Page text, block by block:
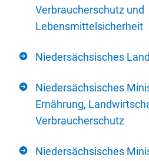
Verbraucherschutz und
Lebensmittelsicherheit
Niedersächsisches
Niedersächsisches
Ernährung,
Verbraucherschutz
Niedersächsisches